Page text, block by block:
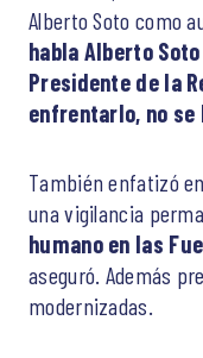
Alberto Soto como
habla Alberto
Presidente de la
enfrentarlo, no se
También enfatizó
una vigilancia
humano en las
aseguró. Además
modernizadas.